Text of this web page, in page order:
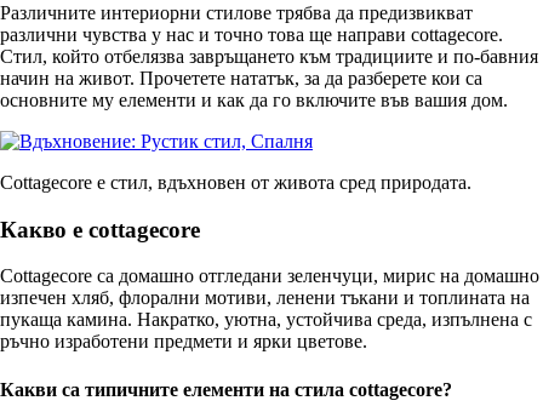
Различните интериорни стилове трябва да предизвикват
различни чувства у нас и точно това ще направи cottagecore.
Стил, който отбелязва завръщането към традициите и по-бавния
начин на живот. Прочетете нататък, за да разберете кои са
основните му елементи и как да го включите във вашия дом.
Cottagecore е стил, вдъхновен от живота сред природата.
Какво е cottagecore
Cottagecore са домашно отгледани зеленчуци, мирис на домашно
изпечен хляб, флорални мотиви, ленени тъкани и топлината на
пукаща камина. Накратко, уютна, устойчива среда, изпълнена с
ръчно изработени предмети и ярки цветове.
Какви са типичните елементи на стила cottagecore?